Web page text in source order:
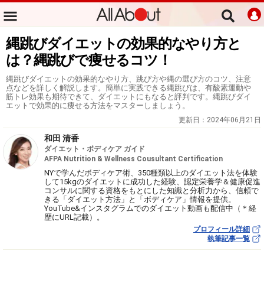
縄跳びダイエットの効果的なやり方と
は？縄跳びで痩せるコツ！
縄跳びダイエットの効果的なやり方、跳び方や縄の選び方のコツ、注意
点などを詳しく解説します。簡単に実践できる縄跳びは、有酸素運動や
筋トレ効果も期待できて、ダイエットにもなると評判です。縄跳びダイ
エットで効果的に痩せる方法をマスターしましょう。
更新日： 2024年06月21日
和田 清香
ダイエット・ボディケア ガイド
AFPA Nutrition & Wellness Cousultant Certification
NYで学んだボディケア術、350種類以上のダイエット法を体験
して15kgのダイエットに成功した経験、認定栄養学＆健康促進
コンサルに関する資格をもとにした知識と分析力から、信頼で
きる「ダイエット方法」と「ボディケア」情報を提供。
YouTube&インスタグラムでのダイエット動画も配信中（＊経
歴にURL記載）。
プロフィール詳細
執筆記事一覧